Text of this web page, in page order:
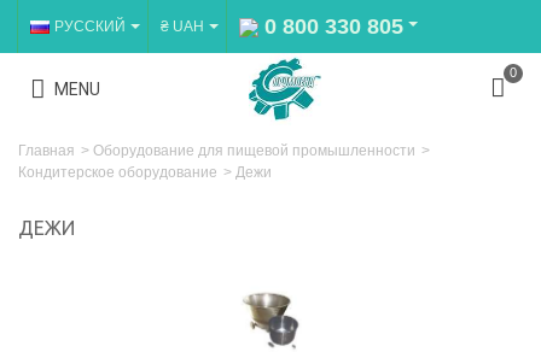
РУССКИЙ ₴ UAH 0 800 330 805
MENU
0
Главная > Оборудование для пищевой промышленности >
Кондитерское оборудование > Дежи
ДЕЖИ